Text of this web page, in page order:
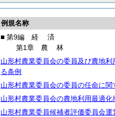
例規名称
■ 第9編 経 済
第1章 農林
山形村農業委員会の委員及び農地
る条例
山形村農業委員会の委員の任命に関
山形村農業委員会の農地利用最適化
山形村農業委員候補者評価委員会運